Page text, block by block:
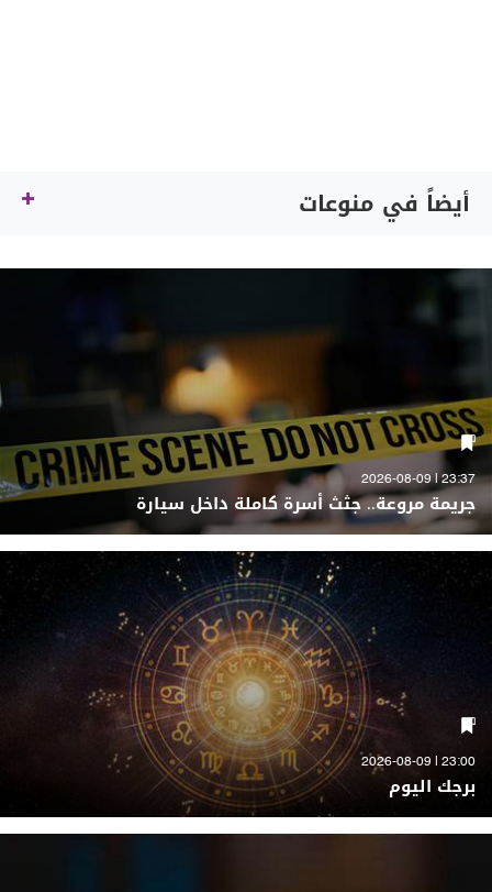
أيضاً في منوعات
23:37 | 2026-08-09
جريمة مروعة.. جثث أسرة كاملة داخل سيارة
23:00 | 2026-08-09
برجك اليوم